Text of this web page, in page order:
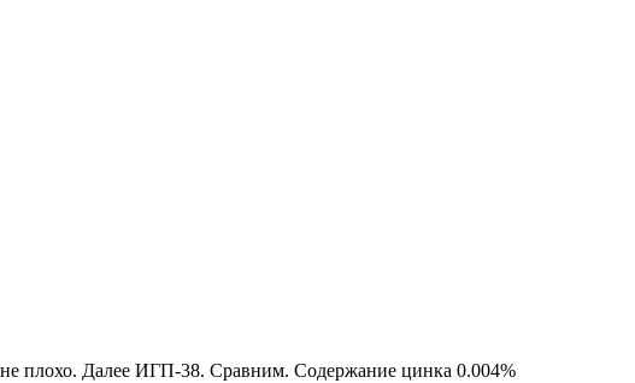
плохо. Далее ИГП-38. Сравним. Содержание цинка 0.004%